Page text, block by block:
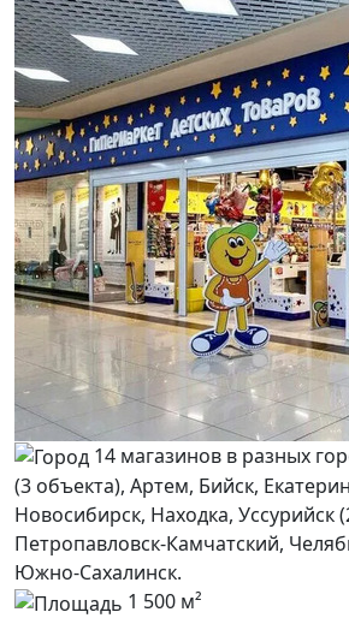
14 магазинов в разных
(3 объекта), Артем, Бийск,
Новосибирск, Находка, Уссурийск
Петропавловск-Камчатский,
Южно-Сахалинск.
1 500 м²